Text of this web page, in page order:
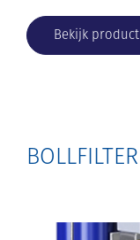
Bekijk product